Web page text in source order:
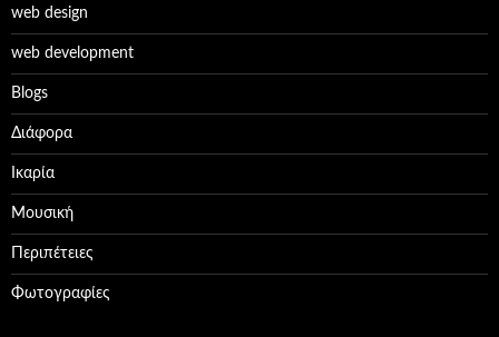
web design
web development
Βlogs
Διάφορα
Ικαρία
Μουσική
Περιπέτειες
Φωτογραφίες